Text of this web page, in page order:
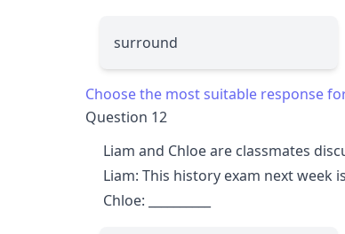
surround
Choose the most suitable response
Question 12
Liam and Chloe are classmates
Liam: This history exam next
Chloe: